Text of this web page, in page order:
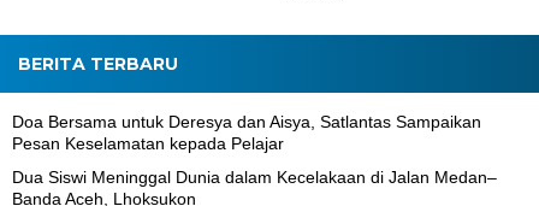
BERITA TERBARU
Doa Bersama untuk Deresya dan Aisya, Satlantas Sampaikan
Pesan Keselamatan kepada Pelajar
Dua Siswi Meninggal Dunia dalam Kecelakaan di Jalan Medan–
Banda Aceh, Lhoksukon